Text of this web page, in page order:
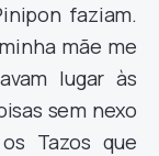
faziam.
mãe me
lugar às
sem nexo
Tazos que